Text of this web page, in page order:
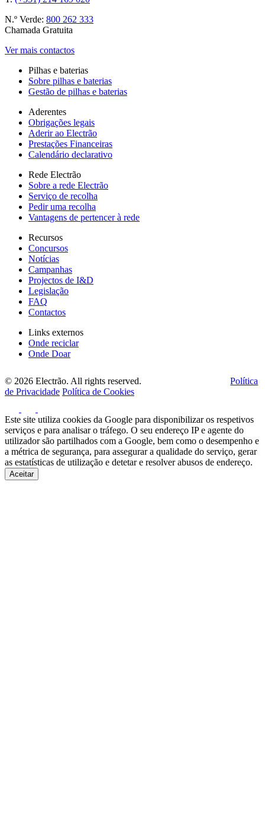
N.º Verde: 800 262 333
Chamada Gratuita
Ver mais contactos
Pilhas e baterias
Sobre pilhas e baterias
Gestão de pilhas e baterias
Aderentes
Obrigações legais
Aderir ao Electrão
Prestações Financeiras
Calendário declarativo
Rede Electrão
Sobre a rede Electrão
Serviço de recolha
Pedir uma recolha
Vantagens de pertencer à rede
Recursos
Concursos
Notícias
Campanhas
Projectos de I&D
Legislação
FAQ
Contactos
Links externos
Onde reciclar
Onde Doar
© 2026 Electrão. All rights reserved.
Política
de Privacidade Política de Cookies
Este site utiliza cookies da Google para disponibilizar os respetivos
serviços e para analisar o tráfego. O seu endereço IP e agente do
utilizador são partilhados com a Google, bem como o desempenho e
a métrica de segurança, para assegurar a qualidade do serviço, gerar
as estatísticas de utilização e detetar e resolver abusos de endereço.
Aceitar